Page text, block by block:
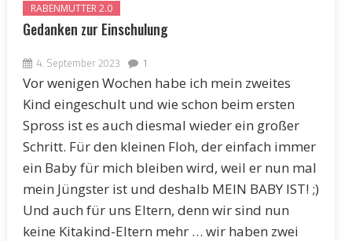
RABENMUTTER 2.0
Gedanken zur Einschulung
4. September 2023 1
Vor wenigen Wochen habe ich mein zweites
Kind eingeschult und wie schon beim ersten
Spross ist es auch diesmal wieder ein großer
Schritt. Für den kleinen Floh, der einfach immer
ein Baby für mich bleiben wird, weil er nun mal
mein Jüngster ist und deshalb MEIN BABY IST! ;)
Und auch für uns Eltern, denn wir sind nun
keine Kitakind-Eltern mehr … wir haben zwei